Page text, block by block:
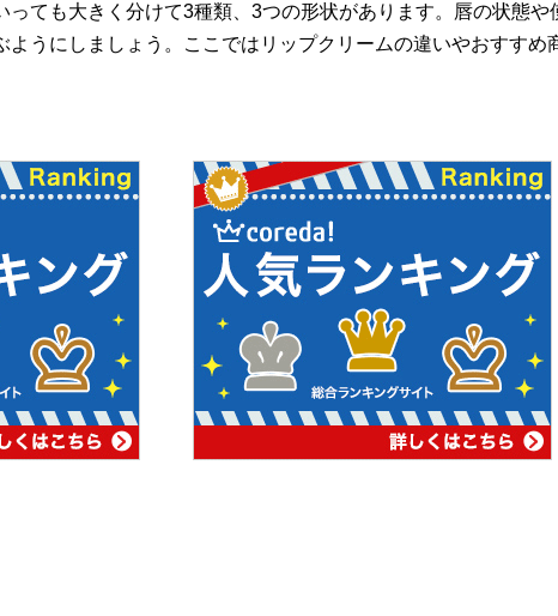
っても大きく分けて3種類、3つの形状があります。唇の状態や
ようにしましょう。ここではリップクリームの違いやおすすめ